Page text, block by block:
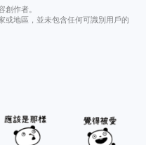
創作者。
或地區，並未包含任何可識別用戶的